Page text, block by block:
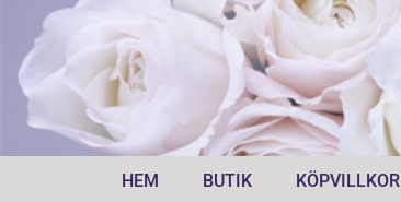
HEM BUTIK KÖPVILLKOR